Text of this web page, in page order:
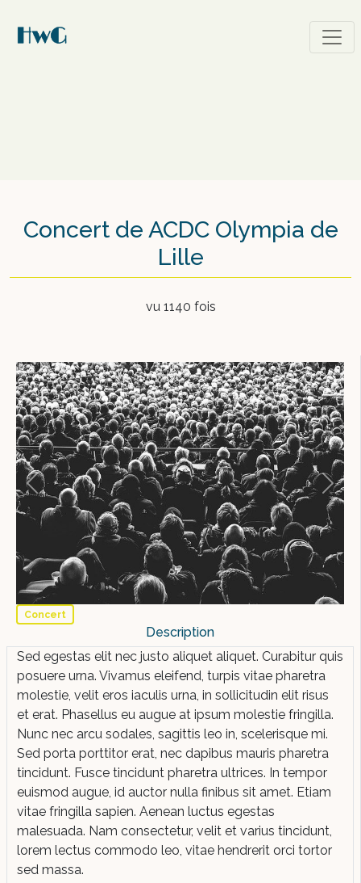
Concert de ACDC Olympia de
Lille
vu 1140 fois
Previous Next
Concert
Description
Sed egestas elit nec justo aliquet aliquet. Curabitur quis
posuere urna. Vivamus eleifend, turpis vitae pharetra
molestie, velit eros iaculis urna, in sollicitudin elit risus
et erat. Phasellus eu augue at ipsum molestie fringilla.
Nunc nec arcu sodales, sagittis leo in, scelerisque mi.
Sed porta porttitor erat, nec dapibus mauris pharetra
tincidunt. Fusce tincidunt pharetra ultrices. In tempor
euismod augue, id auctor nulla finibus sit amet. Etiam
vitae fringilla sapien. Aenean luctus egestas
malesuada. Nam consectetur, velit et varius tincidunt,
lorem lectus commodo leo, vitae hendrerit orci tortor
sed massa.